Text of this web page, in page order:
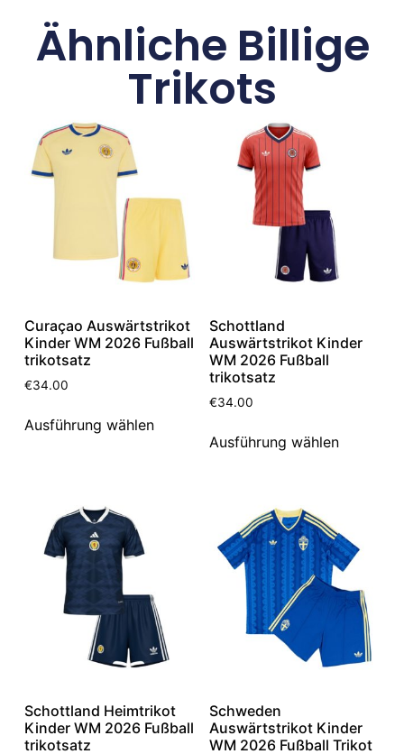
Ähnliche Billige
Trikots
Curaçao Auswärtstrikot
Kinder WM 2026 Fußball
trikotsatz
€34.00
Ausführung wählen
Schottland
Auswärtstrikot Kinder
WM 2026 Fußball
trikotsatz
€34.00
Ausführung wählen
Schottland Heimtrikot
Kinder WM 2026 Fußball
trikotsatz
Schweden
Auswärtstrikot Kinder
WM 2026 Fußball Trikot